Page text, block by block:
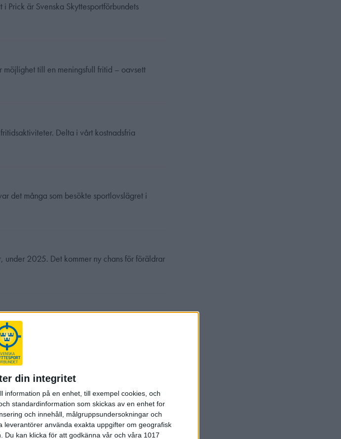
din integritet
på en enhet, till exempel cookies, och
standardinformation som skickas av en enhet for
och innehåll, målgruppsundersokningar och
leverantörer använda exakta uppgifter om geografisk
Du kan klicka för att godkänna vår och våra 1017
Prick är Svenska Skyttesportförbundets
möjlighet till en meningsfull fritid – oavsett
Delta i vårt kostnadsfria
det många som besökte sportlovslägret i
2025. Det kommer ny chans för föräldrar
är nödvändig för att kunna delta och
– och du vill inte missa det. Vi ses på Quality